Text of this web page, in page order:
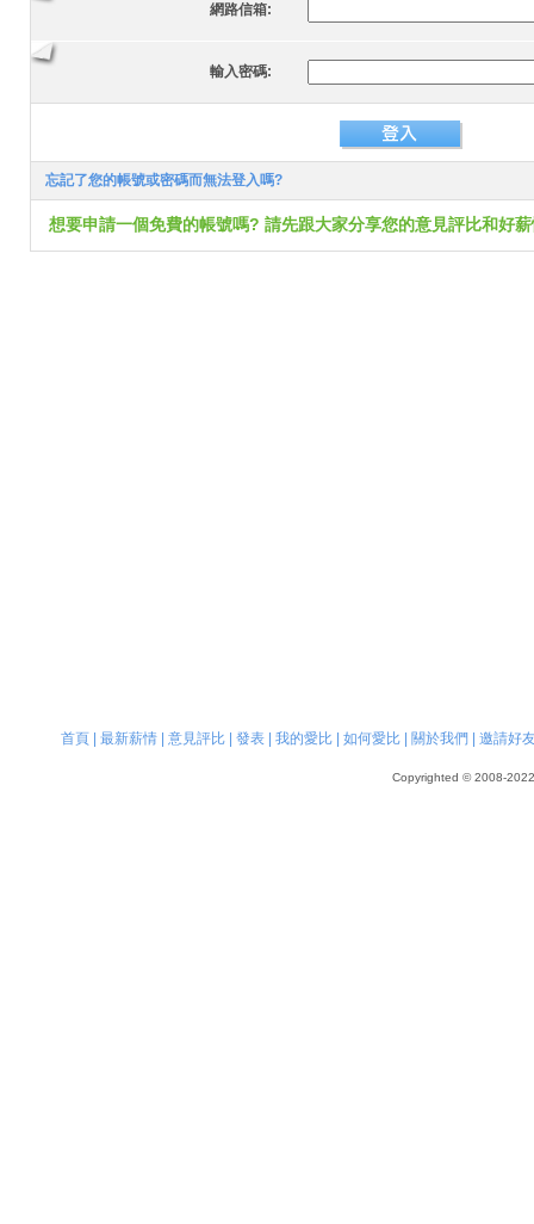
網路信箱:
輸入密碼:
忘記了您的帳號或密碼而無法登入嗎?
想要申請一個免費的帳號嗎? 請先跟大家分享您的意見評比和好
首頁| 最新薪情| 意見評比| 發表| 我的愛比| 如何愛比| 關於我們 邀請好
Copyrighted © 2008-